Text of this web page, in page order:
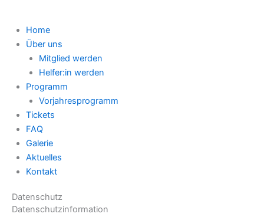
Home
Über uns
Mitglied werden
Helfer:in werden
Programm
Vorjahresprogramm
Tickets
FAQ
Galerie
Aktuelles
Kontakt
Datenschutz
Datenschutzinformation